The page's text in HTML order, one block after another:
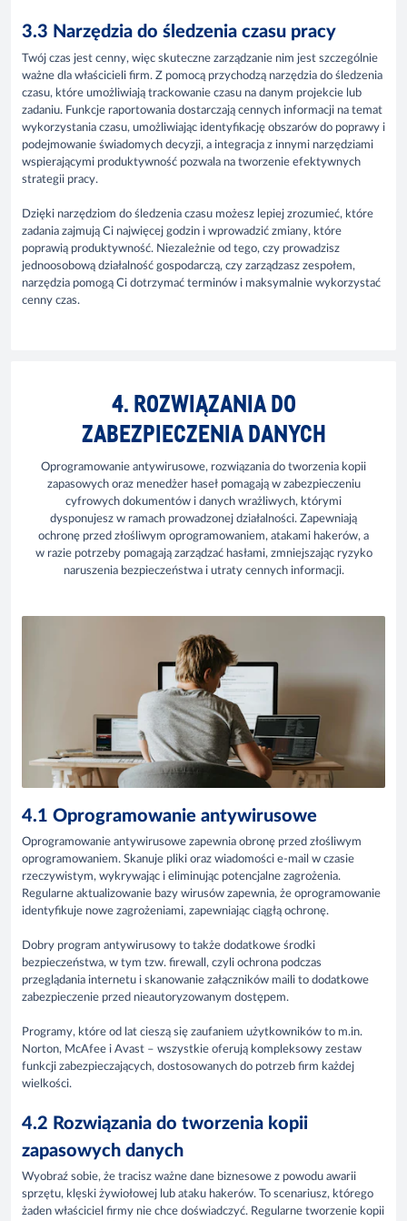
3.3 Narzędzia do śledzenia czasu pracy
Twój czas jest cenny, więc skuteczne zarządzanie nim jest szczególnie
ważne dla właścicieli firm. Z pomocą przychodzą narzędzia do śledzenia
czasu, które umożliwiają trackowanie czasu na danym projekcie lub
zadaniu. Funkcje raportowania dostarczają cennych informacji na temat
wykorzystania czasu, umożliwiając identyfikację obszarów do poprawy i
podejmowanie świadomych decyzji, a integracja z innymi narzędziami
wspierającymi produktywność pozwala na tworzenie efektywnych
strategii pracy.
Dzięki narzędziom do śledzenia czasu możesz lepiej zrozumieć, które
zadania zajmują Ci najwięcej godzin i wprowadzić zmiany, które
poprawią produktywność. Niezależnie od tego, czy prowadzisz
jednoosobową działalność gospodarczą, czy zarządzasz zespołem,
narzędzia pomogą Ci dotrzymać terminów i maksymalnie wykorzystać
cenny czas.
4. ROZWIĄZANIA DO
ZABEZPIECZENIA DANYCH
Oprogramowanie antywirusowe, rozwiązania do tworzenia kopii
zapasowych oraz menedżer haseł pomagają w zabezpieczeniu
cyfrowych dokumentów i danych wrażliwych, którymi
dysponujesz w ramach prowadzonej działalności. Zapewniają
ochronę przed złośliwym oprogramowaniem, atakami hakerów, a
w razie potrzeby pomagają zarządzać hasłami, zmniejszając ryzyko
naruszenia bezpieczeństwa i utraty cennych informacji.
4.1 Oprogramowanie antywirusowe
Oprogramowanie antywirusowe zapewnia obronę przed złośliwym
oprogramowaniem. Skanuje pliki oraz wiadomości e-mail w czasie
rzeczywistym, wykrywając i eliminując potencjalne zagrożenia.
Regularne aktualizowanie bazy wirusów zapewnia, że oprogramowanie
identyfikuje nowe zagrożeniami, zapewniając ciągłą ochronę.
Dobry program antywirusowy to także dodatkowe środki
bezpieczeństwa, w tym tzw. firewall, czyli ochrona podczas
przeglądania internetu i skanowanie załączników maili to dodatkowe
zabezpieczenie przed nieautoryzowanym dostępem.
Programy, które od lat cieszą się zaufaniem użytkowników to m.in.
Norton, McAfee i Avast – wszystkie oferują kompleksowy zestaw
funkcji zabezpieczających, dostosowanych do potrzeb firm każdej
wielkości.
4.2 Rozwiązania do tworzenia kopii
zapasowych danych
Wyobraź sobie, że tracisz ważne dane biznesowe z powodu awarii
sprzętu, klęski żywiołowej lub ataku hakerów. To scenariusz, którego
żaden właściciel firmy nie chce doświadczyć. Regularne tworzenie kopii